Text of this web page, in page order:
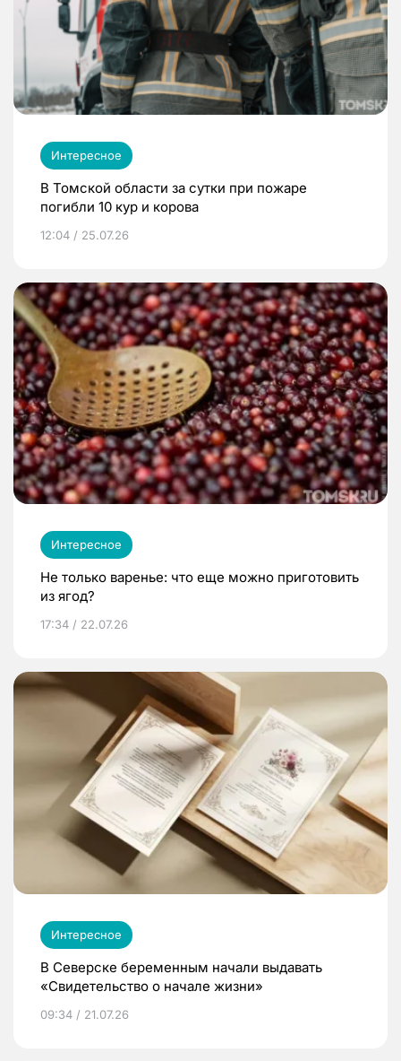
Интересное
В Томской области за сутки при пожаре
погибли 10 кур и корова
12:04 / 25.07.26
Интересное
Не только варенье: что еще можно приготовить
из ягод?
17:34 / 22.07.26
Интересное
В Северске беременным начали выдавать
«Свидетельство о начале жизни»
09:34 / 21.07.26